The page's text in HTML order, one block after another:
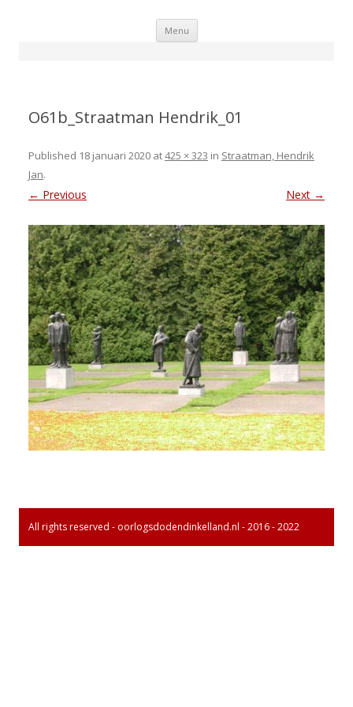
Menu Skip
O61b_Straatman Hendrik_01
Published 18 januari 2020 at425 × 323 in Straatman, Hendrik
Jan.
← Previous Next →
All rights reserved - oorlogsdodendinkelland.nl - 2016 - 2022